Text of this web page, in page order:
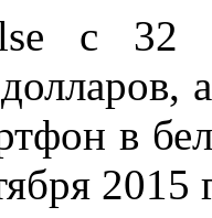
с 32
в
2015